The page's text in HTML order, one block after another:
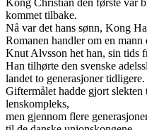
kommet tilbake.
Nå var det hans sønn, Kong
Romanen handler om en
Knut Alvsson het han, sin tids
Han tilhørte den svenske
landet to generasjoner tidligere.
Giftermålet hadde gjort
lenskompleks,
men gjennom flere